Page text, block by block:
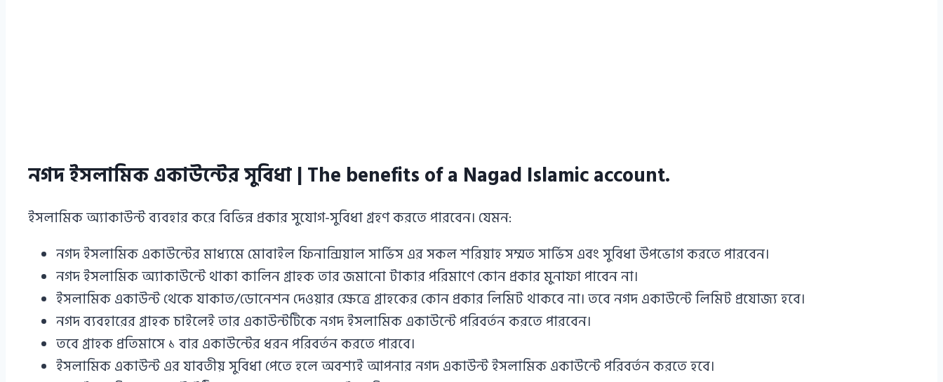
নগদ ইসলামিক একাউন্টের সুবিধা | The benefits of a Nagad Islamic account.
ইসলামিক অ্যাকাউন্ট ব্যবহার করে বিভিন্ন প্রকার সুযোগ-সুবিধা গ্রহণ করতে পারবেন। যেমন:
নগদ ইসলামিক একাউন্টের মাধ্যমে মোবাইল ফিনান্সিয়াল সার্ভিস এর সকল শরিয়াহ সম্মত সার্ভিস এবং সুবিধা উপভোগ করতে পারবেন।
নগদ ইসলামিক অ্যাকাউন্টে থাকা কালিন গ্রাহক তার জমানো টাকার পরিমাণে কোন প্রকার মুনাফা পাবেন না।
ইসলামিক একাউন্ট থেকে যাকাত/ডোনেশন দেওয়ার ক্ষেত্রে গ্রাহকের কোন প্রকার লিমিট থাকবে না। তবে নগদ একাউন্টে লিমিট প্রযোজ্য হবে।
নগদ ব্যবহারের গ্রাহক চাইলেই তার একাউন্টটিকে নগদ ইসলামিক একাউন্টে পরিবর্তন করতে পারবেন।
তবে গ্রাহক প্রতিমাসে ১ বার একাউন্টের ধরন পরিবর্তন করতে পারবে।
ইসলামিক একাউন্ট এর যাবতীয় সুবিধা পেতে হলে অবশ্যই আপনার নগদ একাউন্ট ইসলামিক একাউন্টে পরিবর্তন করতে হবে।